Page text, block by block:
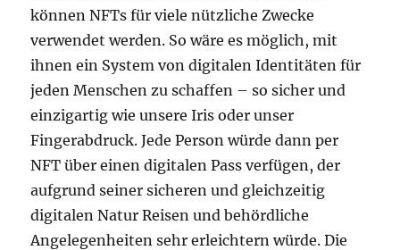
können NFTs für viele nützliche Zwecke
verwendet werden. So wäre es möglich, mit
ihnen ein System von digitalen Identitäten für
jeden Menschen zu schaffen – so sicher und
einzigartig wie unsere Iris oder unser
Fingerabdruck. Jede Person würde dann per
NFT über einen digitalen Pass verfügen, der
aufgrund seiner sicheren und gleichzeitig
digitalen Natur Reisen und behördliche
Angelegenheiten sehr erleichtern würde. Die